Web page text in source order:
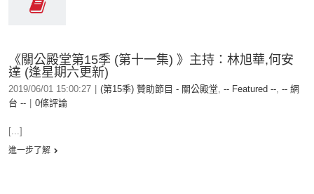
《關公殿堂第15季 (第十一集) 》主持：林旭華,何安
達 (逢星期六更新)
2019/06/01 15:00:27 (第15季) 贊助節目 - 關公殿堂, -- Featured --, -- 網
台 --
0條評論
[...]
進一步了解